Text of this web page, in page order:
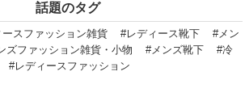
話題のタグ
ースファッション雑貨 #レディース靴下
#メン
ズファッション雑貨・小物 #メンズ靴下
#冷
#レディースファッション